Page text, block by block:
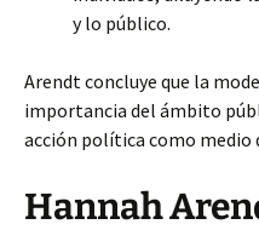
y lo público.
Arendt concluye que la
importancia del ámbito
acción política como medio
Hannah